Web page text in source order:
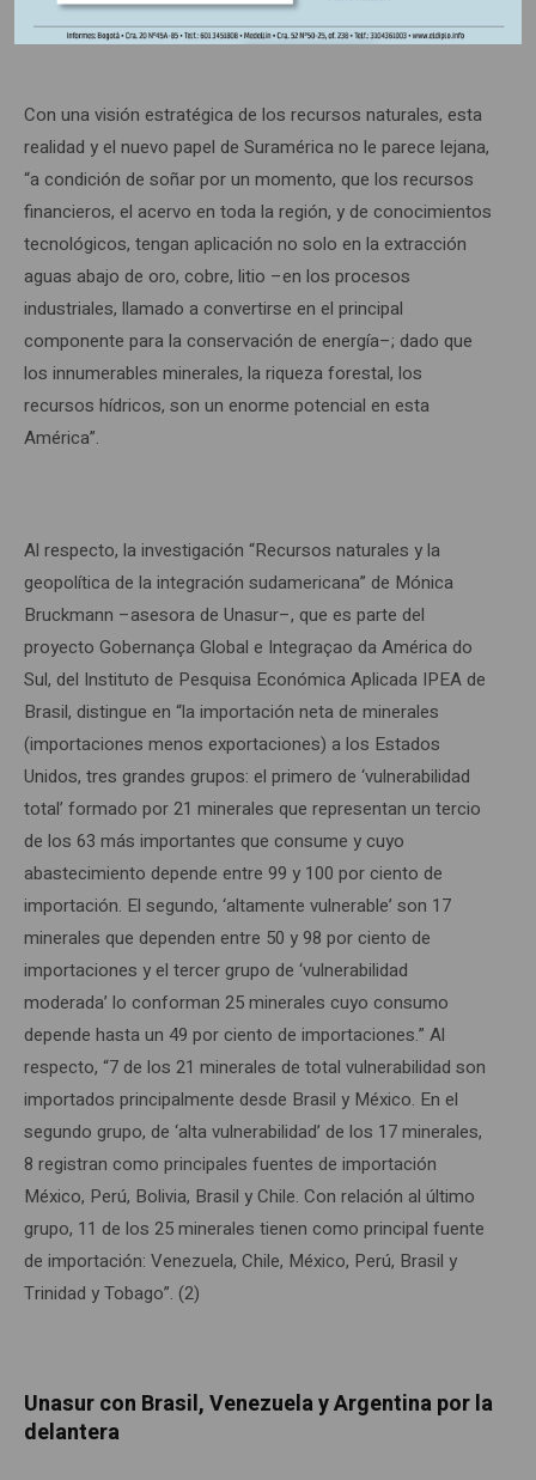
Con una visión estratégica de los recursos naturales, esta
realidad y el nuevo papel de Suramérica no le parece lejana,
“a condición de soñar por un momento, que los recursos
financieros, el acervo en toda la región, y de conocimientos
tecnológicos, tengan aplicación no solo en la extracción
aguas abajo de oro, cobre, litio –en los procesos
industriales, llamado a convertirse en el principal
componente para la conservación de energía–; dado que
los innumerables minerales, la riqueza forestal, los
recursos hídricos, son un enorme potencial en esta
América”.
Al respecto, la investigación “Recursos naturales y la
geopolítica de la integración sudamericana” de Mónica
Bruckmann –asesora de Unasur–, que es parte del
proyecto Gobernança Global e Integraçao da América do
Sul, del Instituto de Pesquisa Económica Aplicada IPEA de
Brasil, distingue en “la importación neta de minerales
(importaciones menos exportaciones) a los Estados
Unidos, tres grandes grupos: el primero de ‘vulnerabilidad
total’ formado por 21 minerales que representan un tercio
de los 63 más importantes que consume y cuyo
abastecimiento depende entre 99 y 100 por ciento de
importación. El segundo, ‘altamente vulnerable’ son 17
minerales que dependen entre 50 y 98 por ciento de
importaciones y el tercer grupo de ‘vulnerabilidad
moderada’ lo conforman 25 minerales cuyo consumo
depende hasta un 49 por ciento de importaciones.” Al
respecto, “7 de los 21 minerales de total vulnerabilidad son
importados principalmente desde Brasil y México. En el
segundo grupo, de ‘alta vulnerabilidad’ de los 17 minerales,
8 registran como principales fuentes de importación
México, Perú, Bolivia, Brasil y Chile. Con relación al último
grupo, 11 de los 25 minerales tienen como principal fuente
de importación: Venezuela, Chile, México, Perú, Brasil y
Trinidad y Tobago”. (2)
Unasur con Brasil, Venezuela y Argentina por la
delantera